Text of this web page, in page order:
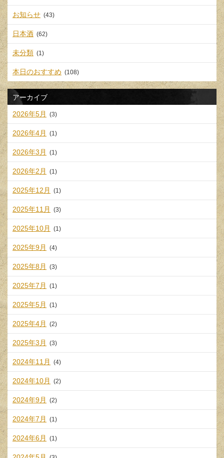
お知らせ (43)
日本酒 (62)
未分類 (1)
本日のおすすめ (108)
アーカイブ
2026年5月 (3)
2026年4月 (1)
2026年3月 (1)
2026年2月 (1)
2025年12月 (1)
2025年11月 (3)
2025年10月 (1)
2025年9月 (4)
2025年8月 (3)
2025年7月 (1)
2025年5月 (1)
2025年4月 (2)
2025年3月 (3)
2024年11月 (4)
2024年10月 (2)
2024年9月 (2)
2024年7月 (1)
2024年6月 (1)